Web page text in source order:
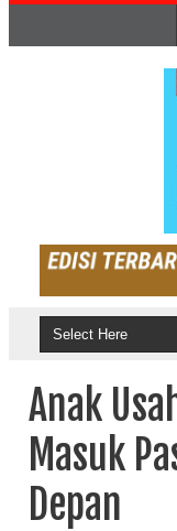
Anak
Masuk
Depan